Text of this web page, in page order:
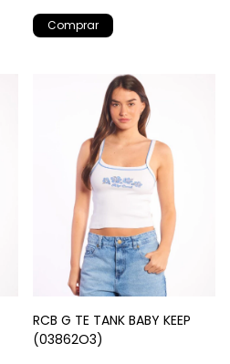
Comprar
RCB G TE TANK BABY KEEP
(03862O3)